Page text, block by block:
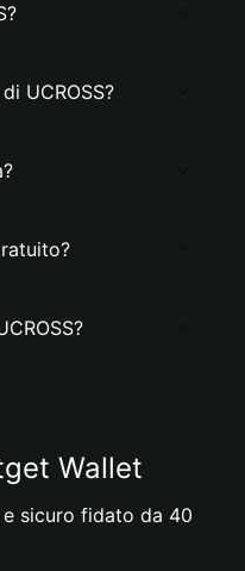
UCROSS?
Wallet
sicuro fidato da 40